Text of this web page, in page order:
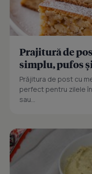
Prajitură de
simplu, pufos
Prăjitura de post cu
perfect pentru zilele
sau...